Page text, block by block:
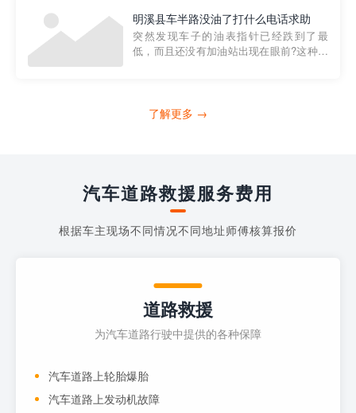
越者小程序是一款专门解决汽车没油问题
的在线服务平台。通过...
明溪县车半路没油了打什么电话求助
突然发现车子的油表指针已经跌到了最
低，而且还没有加油站出现在眼前?这种情
打4006363122请求送油人员来帮助你。
了解更多 →
汽车道路救援服务费用
根据车主现场不同情况不同地址师傅核算报价
道路救援
为汽车道路行驶中提供的各种保障
汽车道路上轮胎爆胎
汽车道路上发动机故障